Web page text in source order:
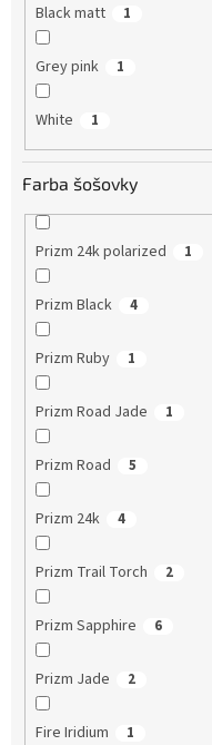
Black matt 1
Grey pink 1
White 1
Farba šošovky
Prizm 24k polarized 1
Prizm Black 4
Prizm Ruby 1
Prizm Road Jade 1
Prizm Road 5
Prizm 24k 4
Prizm Trail Torch 2
Prizm Sapphire 6
Prizm Jade 2
Fire Iridium 1